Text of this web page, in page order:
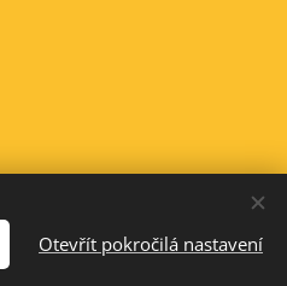
Otevřít pokročilá nastavení